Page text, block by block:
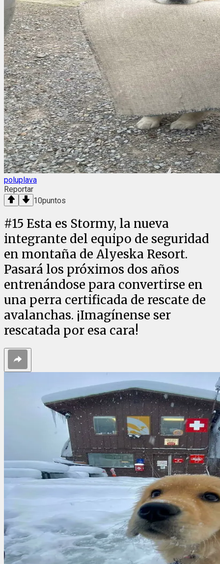
poluplava
Reportar
10puntos
#15 Esta es Stormy, la nueva
integrante del equipo de seguridad
en montaña de Alyeska Resort.
Pasará los próximos dos años
entrenándose para convertirse en
una perra certificada de rescate de
avalanchas. ¡Imagínense ser
rescatada por esa cara!